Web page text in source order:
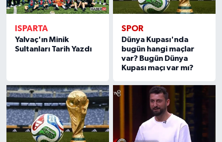
ISPARTA
Yalvaç'ın Minik
Sultanları Tarih Yazdı
SPOR
Dünya Kupası'nda
bugün hangi maçlar
var? Bugün Dünya
Kupası maçı var mı?